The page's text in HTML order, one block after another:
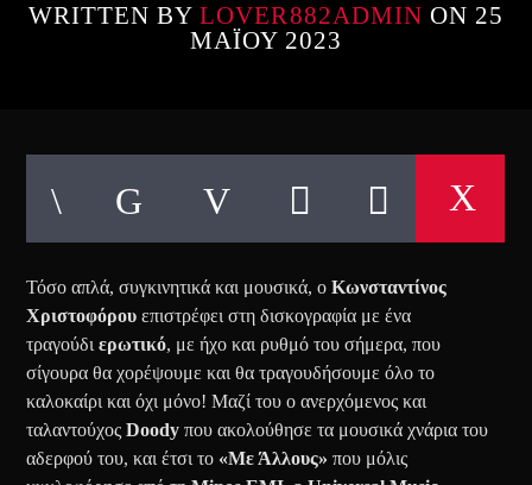
WRITTEN BYLOVER882ADMIN ON 25
ΜΑΪ́ΟΥ 2023
Τόσο απλά, συγκινητικά και μουσικά, οΚωνσταντίνος
Χριστοφόρου επιστρέφει στη δισκογραφία με ένα
τραγούδιερωτικό, με ήχο και ρυθμό του σήμερα, που
σίγουρα θα χορέψουμε και θα τραγουδήσουμε όλο το
καλοκαίρι και όχι μόνο! Μαζί του ο ανερχόμενος και
ταλαντούχοςDoodyπου ακολούθησε τα μουσικά χνάρια του
αδερφού του, και έτσι το «Με Άλλους»που μόλις